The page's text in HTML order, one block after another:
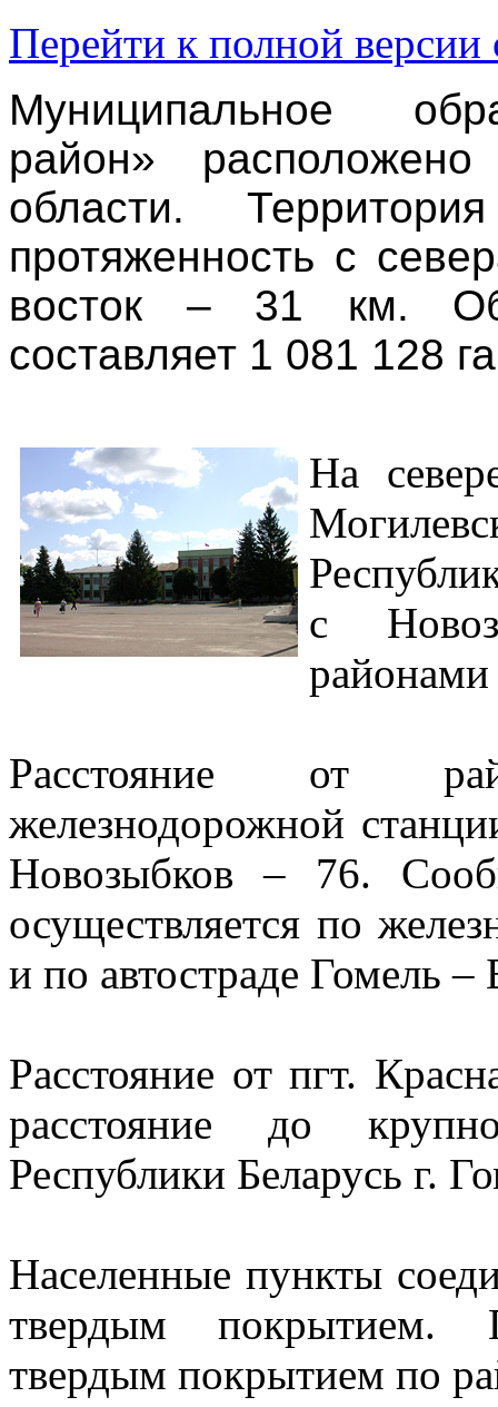
Перейти к полной версии
Муниципальное
район»
области.
протяженность с
восток – 31 км.
составляет 1 081 128
На
с
районами
Расстояние от
железнодорожной
Новозыбков – 76.
осуществляется по
и по автостраде Гомель –
Расстояние от пгт.
расстояние до
Республики Беларусь г.
Населенные пункты
твердым покрытием.
твердым покрытием по